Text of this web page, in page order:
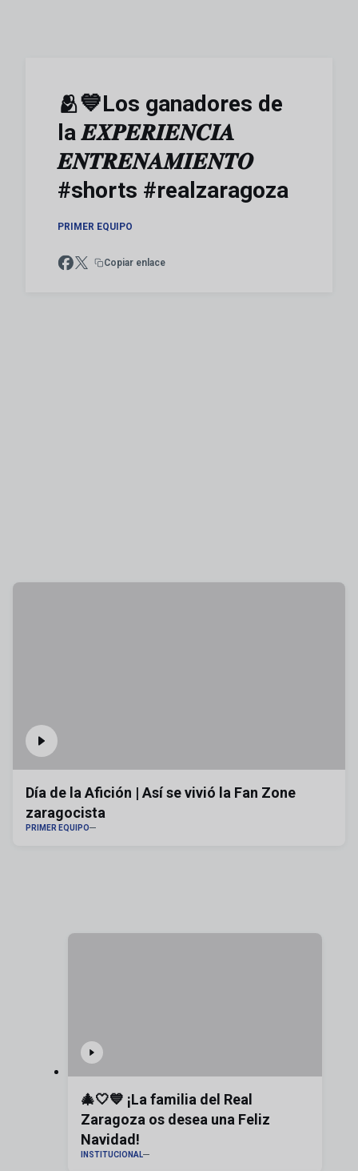
🫂💙Los ganadores de
la 𝑬𝑿𝑷𝑬𝑹𝑰𝑬𝑵𝑪𝑰𝑨
𝑬𝑵𝑻𝑹𝑬𝑵𝑨𝑴𝑰𝑬𝑵𝑻𝑶
#shorts #realzaragoza
PRIMER EQUIPO
Copiar enlace
Día de la Afición | Así se vivió la Fan Zone
zaragocista
PRIMER EQUIPO
🎄🤍💙 ¡La familia del Real
Zaragoza os desea una Feliz
Navidad!
INSTITUCIONAL